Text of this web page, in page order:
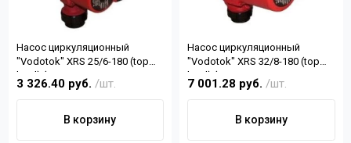
Насос циркуляционный
"Vodotok" XRS 25/6-180 (top
level) (33/42/60Вт,50 л/
мин,Н-6м,d 1",d отв.1½")
3 326.40 руб. /шт.
В корзину
Насос циркуляционный
"Vodotok" XRS 32/8-180 (top
level) (220В, 90/132/142Вт,
130л/мин, Hmax-8м)
7 001.28 руб. /шт.
В корзину